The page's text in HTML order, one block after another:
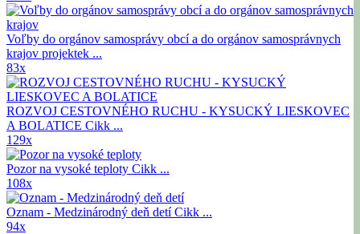
Voľby do orgánov samosprávy obcí a do orgánov samosprávnych
krajov projektek ...
83x
ROZVOJ CESTOVNÉHO RUCHU - KYSUCKÝ LIESKOVEC
A BOLATICE Cikk ...
129x
Pozor na vysoké teploty Cikk ...
108x
Oznam - Medzinárodný deň detíCikk ...
94x